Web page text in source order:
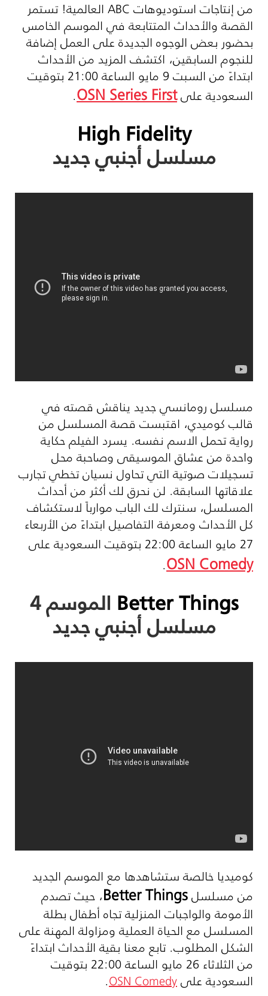
من إنتاجات استوديوهاتABCالعالمية! تستمر
القصة والأحداث المتتابعة في الموسم الخامس
بحضور بعض الوجوه الجديدة على العمل إضافة
للنجوم السابقين، اكتشف المزيد من الأحداث
ابتداءً من السبت 9 مايو الساعة 21:00 بتوقيت
السعودية علىOSN Series First
.
High Fidelity
مسلسل أجنبي جديد
مسلسل رومانسي جديد يناقش قصته في
قالب كوميدي، اقتبست قصة المسلسل من
رواية تحمل الاسم نفسه. يسرد الفيلم حكاية
واحدة من عشاق الموسيقى وصاحبة محل
تسجيلات صوتية التي تحاول نسيان تخطي تجارب
علاقاتها السابقة. لن نحرق لك أكثر من أحداث
المسلسل، سنترك لك الباب موارباً لاستكشاف
كل الأحداث ومعرفة التفاصيل ابتداءً من الأربعاء
27 مايو الساعة 22:00 بتوقيت السعودية على
OSN Comedy
.
Better Things الموسم 4
مسلسل أجنبي جديد
كوميديا خالصة ستشاهدها مع الموسم الجديد
من مسلسلBetter Things، حيث تصدم
الأمومة والواجبات المنزلية تجاه أطفال بطلة
المسلسل مع الحياة العملية ومزاولة المهنة على
الشكل المطلوب. تابع معنا بقية الأحداث ابتداءً
من الثلاثاء 26 مايو الساعة 22:00 بتوقيت
السعودية علىOSN Comedy
.